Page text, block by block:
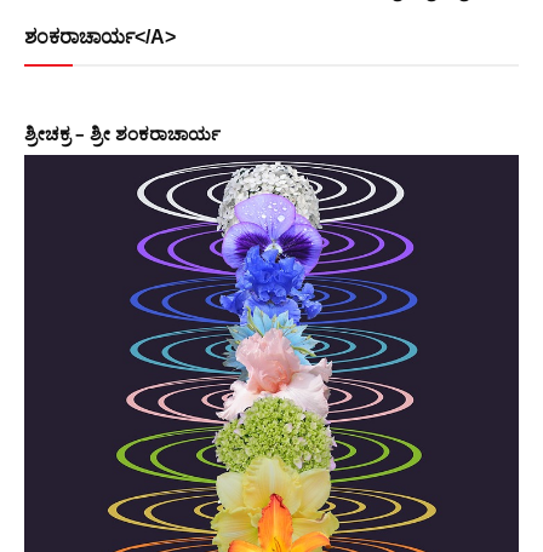
ಶಂಕರಾಚಾರ್ಯ</A>
ಶ್ರೀಚಕ್ರ – ಶ್ರೀ ಶಂಕರಾಚಾರ್ಯ